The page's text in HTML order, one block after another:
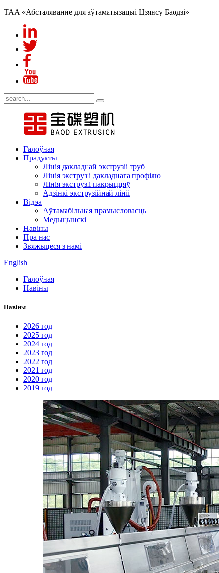
ТАА «Абсталяванне для аўтаматызацыі Цзянсу Баодзі»
Галоўная
Прадукты
Лінія дакладнай экструзіі труб
Лінія экструзіі дакладнага профілю
Лінія экструзіі пакрыццяў
Адзінкі экструзійнай лініі
Відэа
Аўтамабільная прамысловасць
Медыцынскі
Навіны
Пра нас
Звяжыцеся з намі
English
Галоўная
Навіны
Навіны
2026 год
2025 год
2024 год
2023 год
2022 год
2021 год
2020 год
2019 год